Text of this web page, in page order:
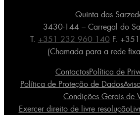
Quinta das
3430-144 – Carregal do
T. +351 232 960 140 F.
(Chamada para a rede
ContactosPolítica de
Política de Proteção de Dados
Condições Gerais de
Exercer direito de livre resolução